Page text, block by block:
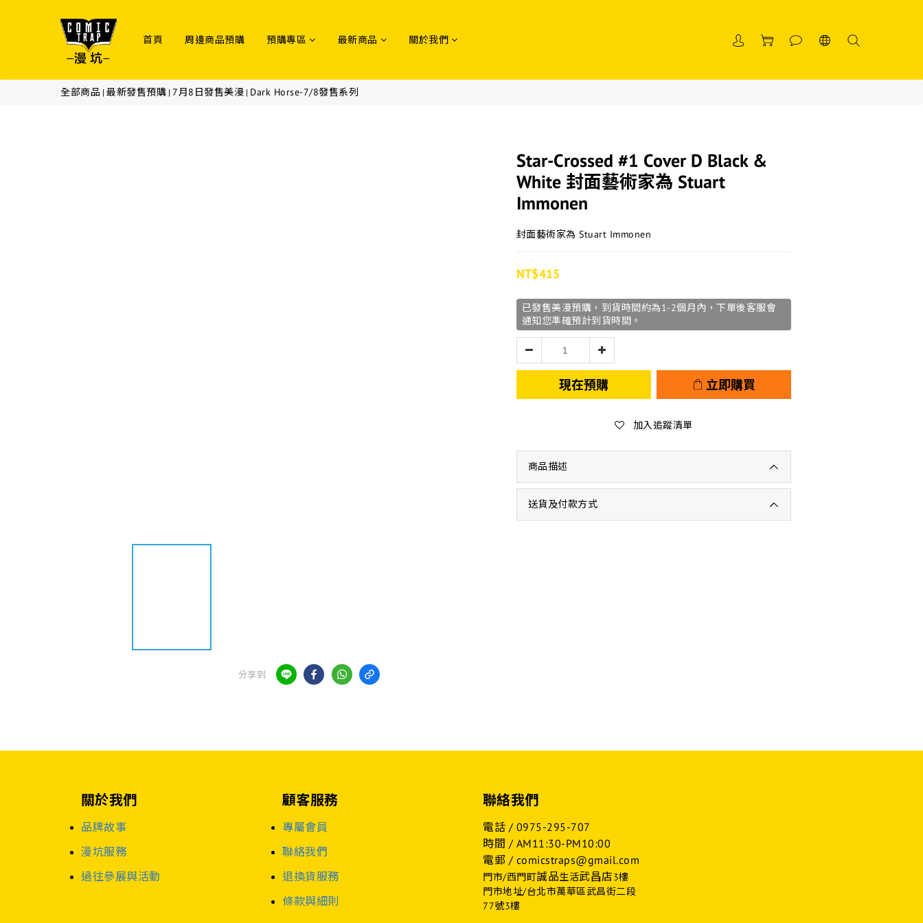
首頁 周邊商品預購 預購專區 最新商品 關於我們
全部商品 | 最新發售預購 | 7月8日發售美漫 | Dark Horse-7/8發售系列
分享到
Star-Crossed #1 Cover D Black &
White 封面藝術家為 Stuart
Immonen
封面藝術家為 Stuart Immonen
NT$415
已發售美漫預購，到貨時間約為1-2個月內，下單後客服會
通知您準確預計到貨時間。
現在預購 立即購買
加入追蹤清單
商品描述
送貨及付款方式
關於我們
品牌故事
漫坑服務
過往參展與活動
顧客服務
專屬會員
聯絡我們
退換貨服務
條款與細則
聯絡我們
電話 / 0975-295-707
時間 / AM11:30-PM10:00
電郵 / comicstraps@gmail.com
門市/西門町誠品生活武昌店3樓
門市地址/台北市萬華區武昌街二段
77號3樓